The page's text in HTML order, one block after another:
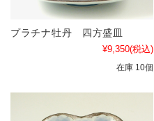
プラチナ牡丹 四方盛皿
¥9,350(税込)
在庫 10個